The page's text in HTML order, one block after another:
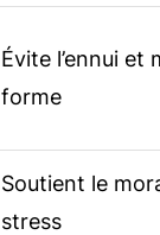
Évite l’ennui et
forme
Soutient le
stress